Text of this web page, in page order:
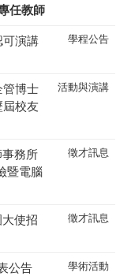
任教師
可演講
學程公告
管博士
校友
活動與演講
事務所
暨電腦
徵才訊息
使招
徵才訊息
公告 學術活動